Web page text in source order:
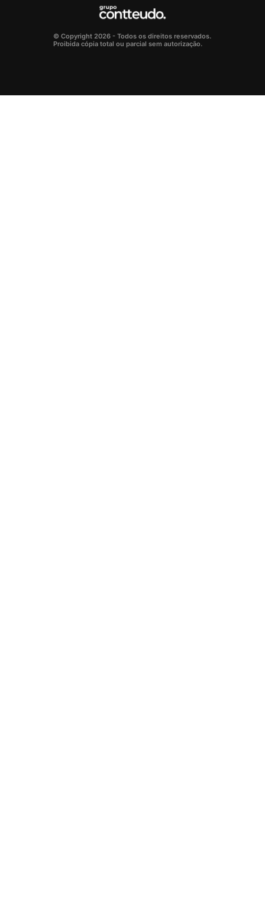
© Copyright 2026 - Todos os direitos reservados.
Proibida cópia total ou parcial sem autorização.